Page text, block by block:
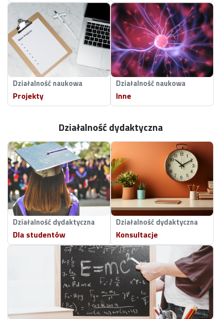
Działalność naukowa
Projekty
Działalność naukowa
Inne
Działalność dydaktyczna
Działalność dydaktyczna
Dla studentów
Działalność dydaktyczna
Konsultacje